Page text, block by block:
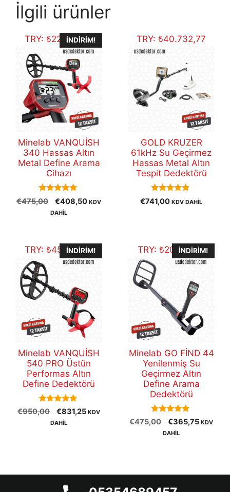
İlgili ürünler
TRY: ₺22.455,25
İNDIRIM!
Minelab VANQUİSH
340 Hassas Altın
Metal Define Arama
Cihazı
5.00
out of 5
€475,00
Orijinal
fiyat:
€408,50Şu
KDV
DAHİL
TRY: ₺40.732,77
GOLD KRUZER
61kHz Su Geçirmez
Hassas Metal Altın
Tespit Dedektörü
5.00
out of 5
€741,00 KDV DAHİL
TRY: ₺45.693,81
İNDIRIM!
Minelab VANQUİSH
540 PRO Üstün
Performas Altın
Define Dedektörü
5.00
out of 5
€950,00
Orijinal
fiyat:
€831,25Şu
KDV
DAHİL
TRY: ₺20.105,28
İNDIRIM!
Minelab GO FİND 44
Yenilenmiş Su
Geçirmez Altın
Define Arama
Dedektörü
5.00
out of 5
€475,00
Orijinal
fiyat:
€365,75Şu
KDV
DAHİL
© 2026US Dedektör. Yeraltı Görüntüleme ve
Dedektör Sistemleri. Tüm hakları saklıdır.